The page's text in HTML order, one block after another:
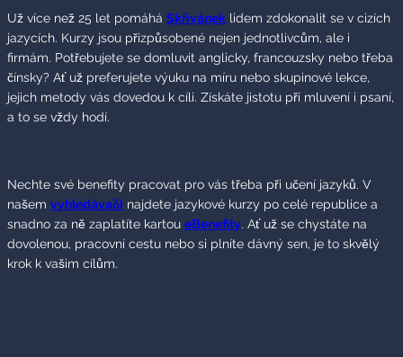
Už více než 25 let pomáhá Skřivánek lidem zdokonalit se v cizích
jazycích. Kurzy jsou přizpůsobené nejen jednotlivcům, ale i
firmám. Potřebujete se domluvit anglicky, francouzsky nebo třeba
čínsky? Ať už preferujete výuku na míru nebo skupinové lekce,
jejich metody vás dovedou k cíli. Získáte jistotu při mluvení i psaní,
a to se vždy hodí.
Nechte své benefity pracovat pro vás třeba při učení jazyků. V
našem vyhledávači najdete jazykové kurzy po celé republice a
snadno za ně zaplatíte kartou eBenefity. Ať už se chystáte na
dovolenou, pracovní cestu nebo si plníte dávný sen, je to skvělý
krok k vašim cílům.